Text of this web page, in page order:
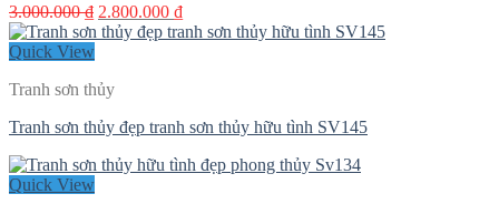
3.000.000₫ Giá
gốc
2.800.000 ₫Giá
hiện
Quick View
Tranh sơn thủy
Tranh sơn thủy đẹp tranh sơn thủy hữu tình SV145
Quick View